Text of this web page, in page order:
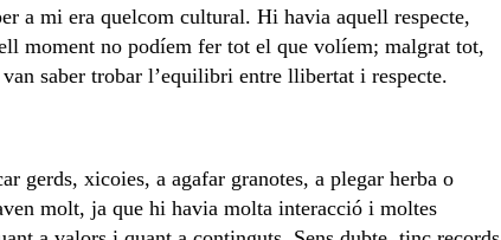
a mi era quelcom cultural. Hi havia aquell respecte,
moment no podíem fer tot el que volíem; malgrat tot,
saber trobar l’equilibri entre llibertat i respecte.
gerds, xicoies, a agafar granotes, a plegar herba o
molt, ja que hi havia molta interacció i moltes